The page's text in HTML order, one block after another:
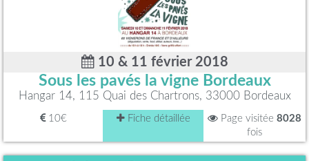
10 & 11 février 2018
Sous les pavés la vigne Bordeaux
Hangar 14, 115 Quai des Chartrons, 33000 Bordeaux
10€ Fiche détaillée Page visitée 8028
fois